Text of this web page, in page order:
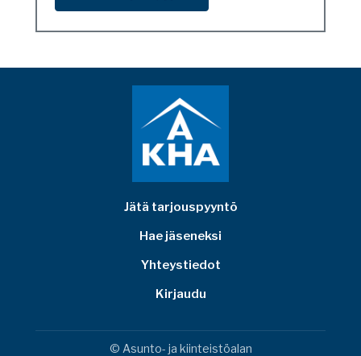
Jätä tarjouspyyntö
Hae jäseneksi
Yhteystiedot
Kirjaudu
© Asunto- ja kiinteistöalan